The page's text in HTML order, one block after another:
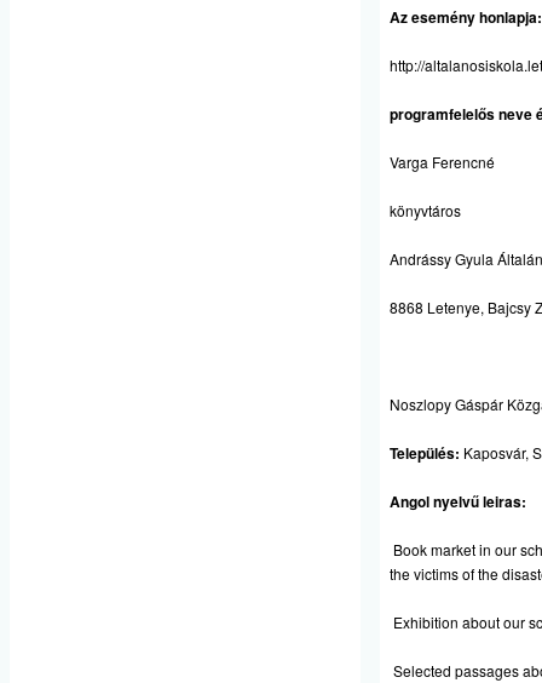
Az esemény honlapja:
http://
programfelelős neve
Varga Ferencné
könyvtáros
Andrássy Gyula
8868 Letenye, Bajcsy
Noszlopy Gáspár
Település: Kaposvár,
Angol nyelvű leiras:
Book market in our
the victims of the
Exhibition about our
Selected passages